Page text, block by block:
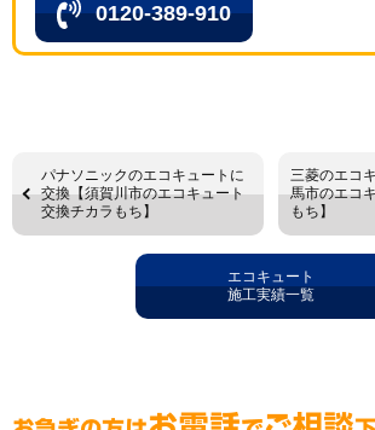
0120-389-910
パナソニックのエコキュートに
交換【須賀川市のエコキュート
交換チカラもち】
三菱のエコ
馬市のエコ
もち】
エコキュート
施工実績一覧